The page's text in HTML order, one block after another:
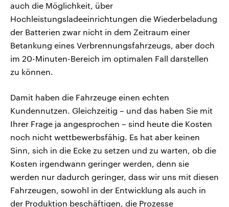
auch die Möglichkeit, über
Hochleistungsladeeinrichtungen die Wiederbeladung
der Batterien zwar nicht in dem Zeitraum einer
Betankung eines Verbrennungsfahrzeugs, aber doch
im 20-Minuten-Bereich im optimalen Fall darstellen
zu können.
Damit haben die Fahrzeuge einen echten
Kundennutzen. Gleichzeitig – und das haben Sie mit
Ihrer Frage ja angesprochen – sind heute die Kosten
noch nicht wettbewerbsfähig. Es hat aber keinen
Sinn, sich in die Ecke zu setzen und zu warten, ob die
Kosten irgendwann geringer werden, denn sie
werden nur dadurch geringer, dass wir uns mit diesen
Fahrzeugen, sowohl in der Entwicklung als auch in
der Produktion beschäftigen, die Prozesse